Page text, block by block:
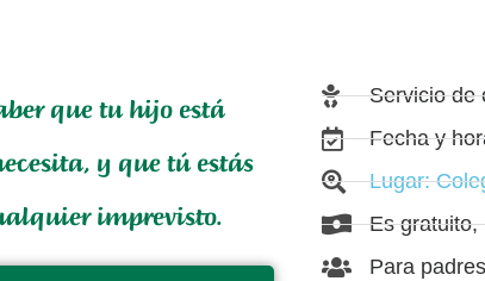
que tu hijo está
y que tú estás
imprevisto.
Servicio de
Fecha y
Lugar:
Es
Para